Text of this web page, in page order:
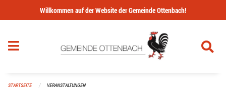
Navigation überspringen
Willkommen auf der Website der Gemeinde Ottenbach!
STARTSEITE VERANSTALTUNGEN